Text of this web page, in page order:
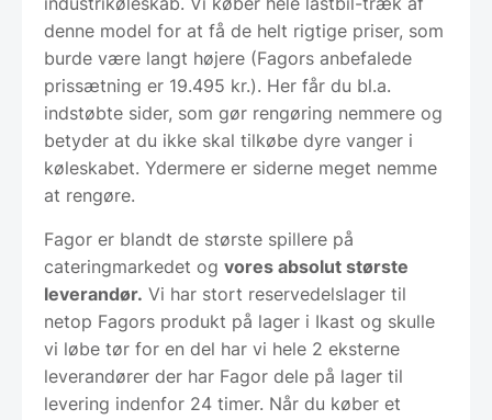
denne model for at få de helt rigtige priser, som
burde være langt højere (Fagors anbefalede
prissætning er 19.495 kr.). Her får du bl.a.
indstøbte sider, som gør rengøring nemmere og
betyder at du ikke skal tilkøbe dyre vanger i
køleskabet. Ydermere er siderne meget nemme
at rengøre.
Fagor er blandt de største spillere på
cateringmarkedet og vores absolut største
leverandør. Vi har stort reservedelslager til
netop Fagors produkt på lager i Ikast og skulle
vi løbe tør for en del har vi hele 2 eksterne
leverandører der har Fagor dele på lager til
levering indenfor 24 timer. Når du køber et